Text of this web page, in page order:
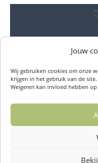
Jouw
Wij gebruiken cookies om onze
krijgen in het gebruik van de
Weigeren kan invloed hebben
(Loodvrij Kristal) 250ml –